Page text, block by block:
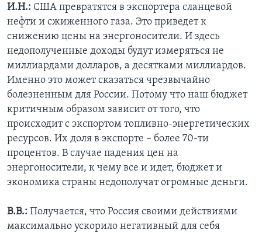
И.Н.: США превратятся в экспортера сланцевой
нефти и сжиженного газа. Это приведет к
снижению цены на энергоносители. И здесь
недополученные доходы будут измеряться не
миллиардами долларов, а десятками миллиардов.
Именно это может сказаться чрезвычайно
болезненным для России. Потому что наш бюджет
критичным образом зависит от того, что
происходит с экспортом топливно-энергетических
ресурсов. Их доля в экспорте – более 70-ти
процентов. В случае падения цен на
энергоносители, к чему все и идет, бюджет и
экономика страны недополучат огромные деньги.
В.В.: Получается, что Россия своими действиями
максимально ускорило негативный для себя